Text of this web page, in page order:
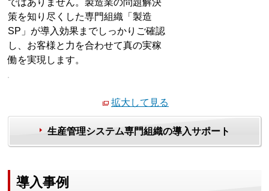
ではありません。製造業の問題解決
策を知り尽くした専門組織「製造
SP」が導入効果までしっかりご確認
し、お客様と力を合わせて真の実稼
働を実現します。
拡大して見る
生産管理システム専門組織の導入サポート
導入事例